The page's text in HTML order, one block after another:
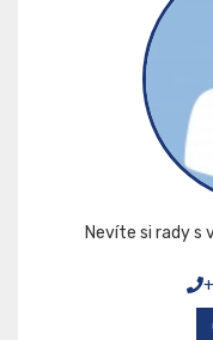
Nevíte si rady s